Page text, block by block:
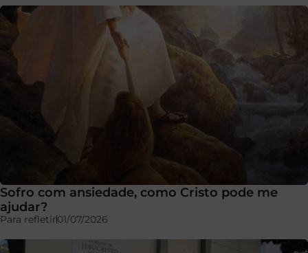
Sofro com ansiedade, como Cristo pode me
ajudar?
Para refletir01/07/2026